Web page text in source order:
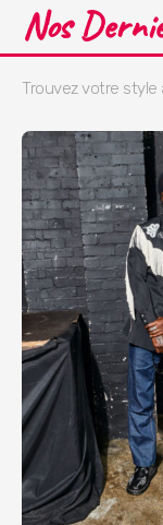
Nos
Trouvez votre